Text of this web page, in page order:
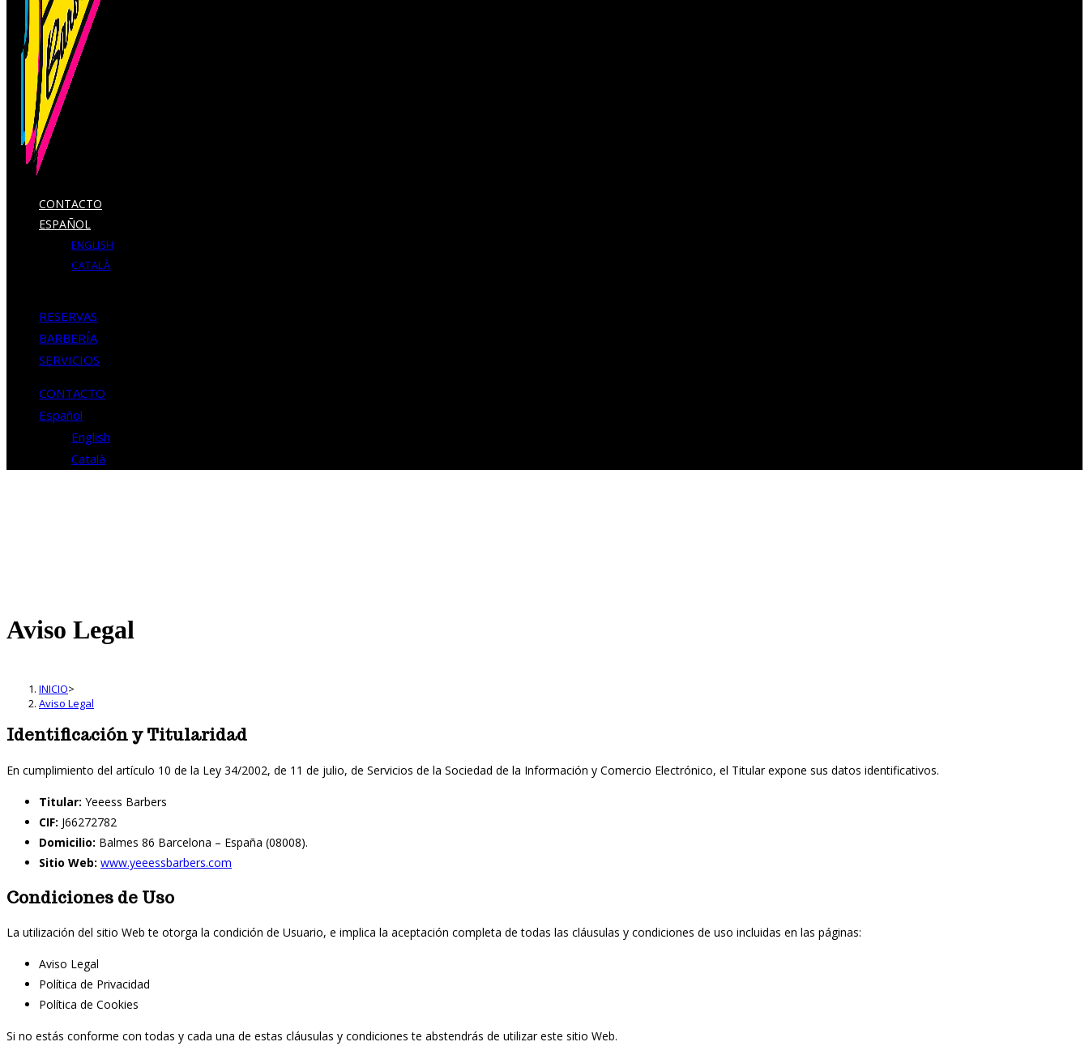
CONTACTO
ESPAÑOL
ENGLISH
CATALÀ
RESERVAS
BARBERÍA
SERVICIOS
CONTACTO
Español
English
Català
Aviso Legal
INICIO>
Aviso Legal
Identificación y Titularidad
En cumplimiento del artículo 10 de la Ley 34/2002, de 11 de julio, de Servicios de la Sociedad de la Información y Comercio Electrónico, el Titular expone sus datos identificativos.
Titular: Yeeess Barbers
CIF: J66272782
Domicilio: Balmes 86 Barcelona – España (08008).
Sitio Web: www.yeeessbarbers.com
Condiciones de Uso
La utilización del sitio Web te otorga la condición de Usuario, e implica la aceptación completa de todas las cláusulas y condiciones de uso incluidas en las páginas:
Aviso Legal
Política de Privacidad
Política de Cookies
Si no estás conforme con todas y cada una de estas cláusulas y condiciones te abstendrás de utilizar este sitio Web.